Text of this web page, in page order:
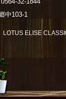
中103-1
LOTUS ELISE